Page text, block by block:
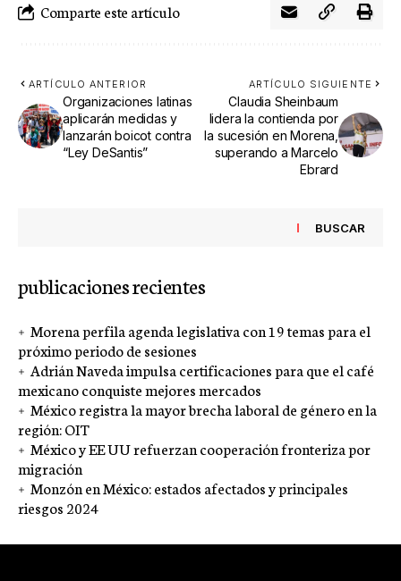
Comparte este artículo
ARTÍCULO ANTERIOR
Organizaciones latinas
aplicarán medidas y
lanzarán boicot contra
“Ley DeSantis”
ARTÍCULO SIGUIENTE
Claudia Sheinbaum
lidera la contienda por
la sucesión en Morena,
superando a Marcelo
Ebrard
BUSCAR
publicaciones recientes
Morena perfila agenda legislativa con 19 temas para el
próximo periodo de sesiones
Adrián Naveda impulsa certificaciones para que el café
mexicano conquiste mejores mercados
México registra la mayor brecha laboral de género en la
región: OIT
México y EE UU refuerzan cooperación fronteriza por
migración
Monzón en México: estados afectados y principales
riesgos 2024